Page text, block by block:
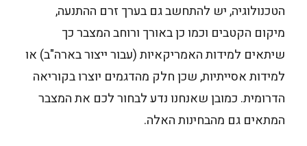
הטכנולוגיה, יש להתחשב גם בערך זרם ההתנעה,
מיקום הקטבים וכמו כן באורך ורוחב המצבר כך
שיתאים למידות האמריקאיות (עבור ייצור בארה"ב) או
למידות אסייתיות, שכן חלק מהדגמים יוצרו בקוריאה
הדרומית. כמובן שאנחנו נדע לבחור לכם את המצבר
המתאים גם מהבחינות האלה.